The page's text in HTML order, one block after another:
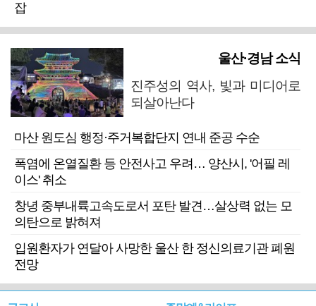
잡
울산·경남 소식
진주성의 역사, 빛과 미디어로
되살아난다
마산 원도심 행정·주거복합단지 연내 준공 수순
폭염에 온열질환 등 안전사고 우려… 양산시, '어필 레
이스' 취소
창녕 중부내륙고속도로서 포탄 발견…살상력 없는 모
의탄으로 밝혀져
입원환자가 연달아 사망한 울산 한 정신의료기관 폐원
전망